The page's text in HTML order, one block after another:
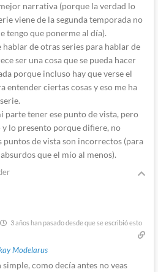
narrativa (porque la verdad lo
viene de la segunda temporada no
tengo que ponerme al día).
hablar de otras series para hablar de
ser una cosa que se pueda hacer
porque incluso hay que verse el
entender ciertas cosas y eso me ha
parte tener ese punto de vista, pero
lo presento porque difiere, no
puntos de vista son incorrectos (para
que el mío al menos).
3 años han pasado desde que se escribió esto
Modelarus
como decía antes no veas